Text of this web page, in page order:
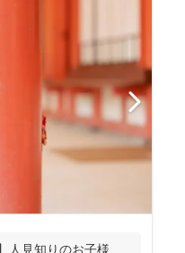
人見知りのお子様